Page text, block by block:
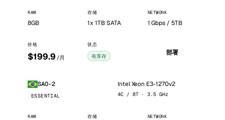
RAM
8GB
存储
1x 1TB SATA
NETWORK
1 Gbps / 5TB
价格
$199.9 /月
状态
有库存 部署
SAO-2
ESSENTIAL
Intel Xeon E3-1270v2
4C / 8T · 3.5 GHz
RAM 存储 NETWORK